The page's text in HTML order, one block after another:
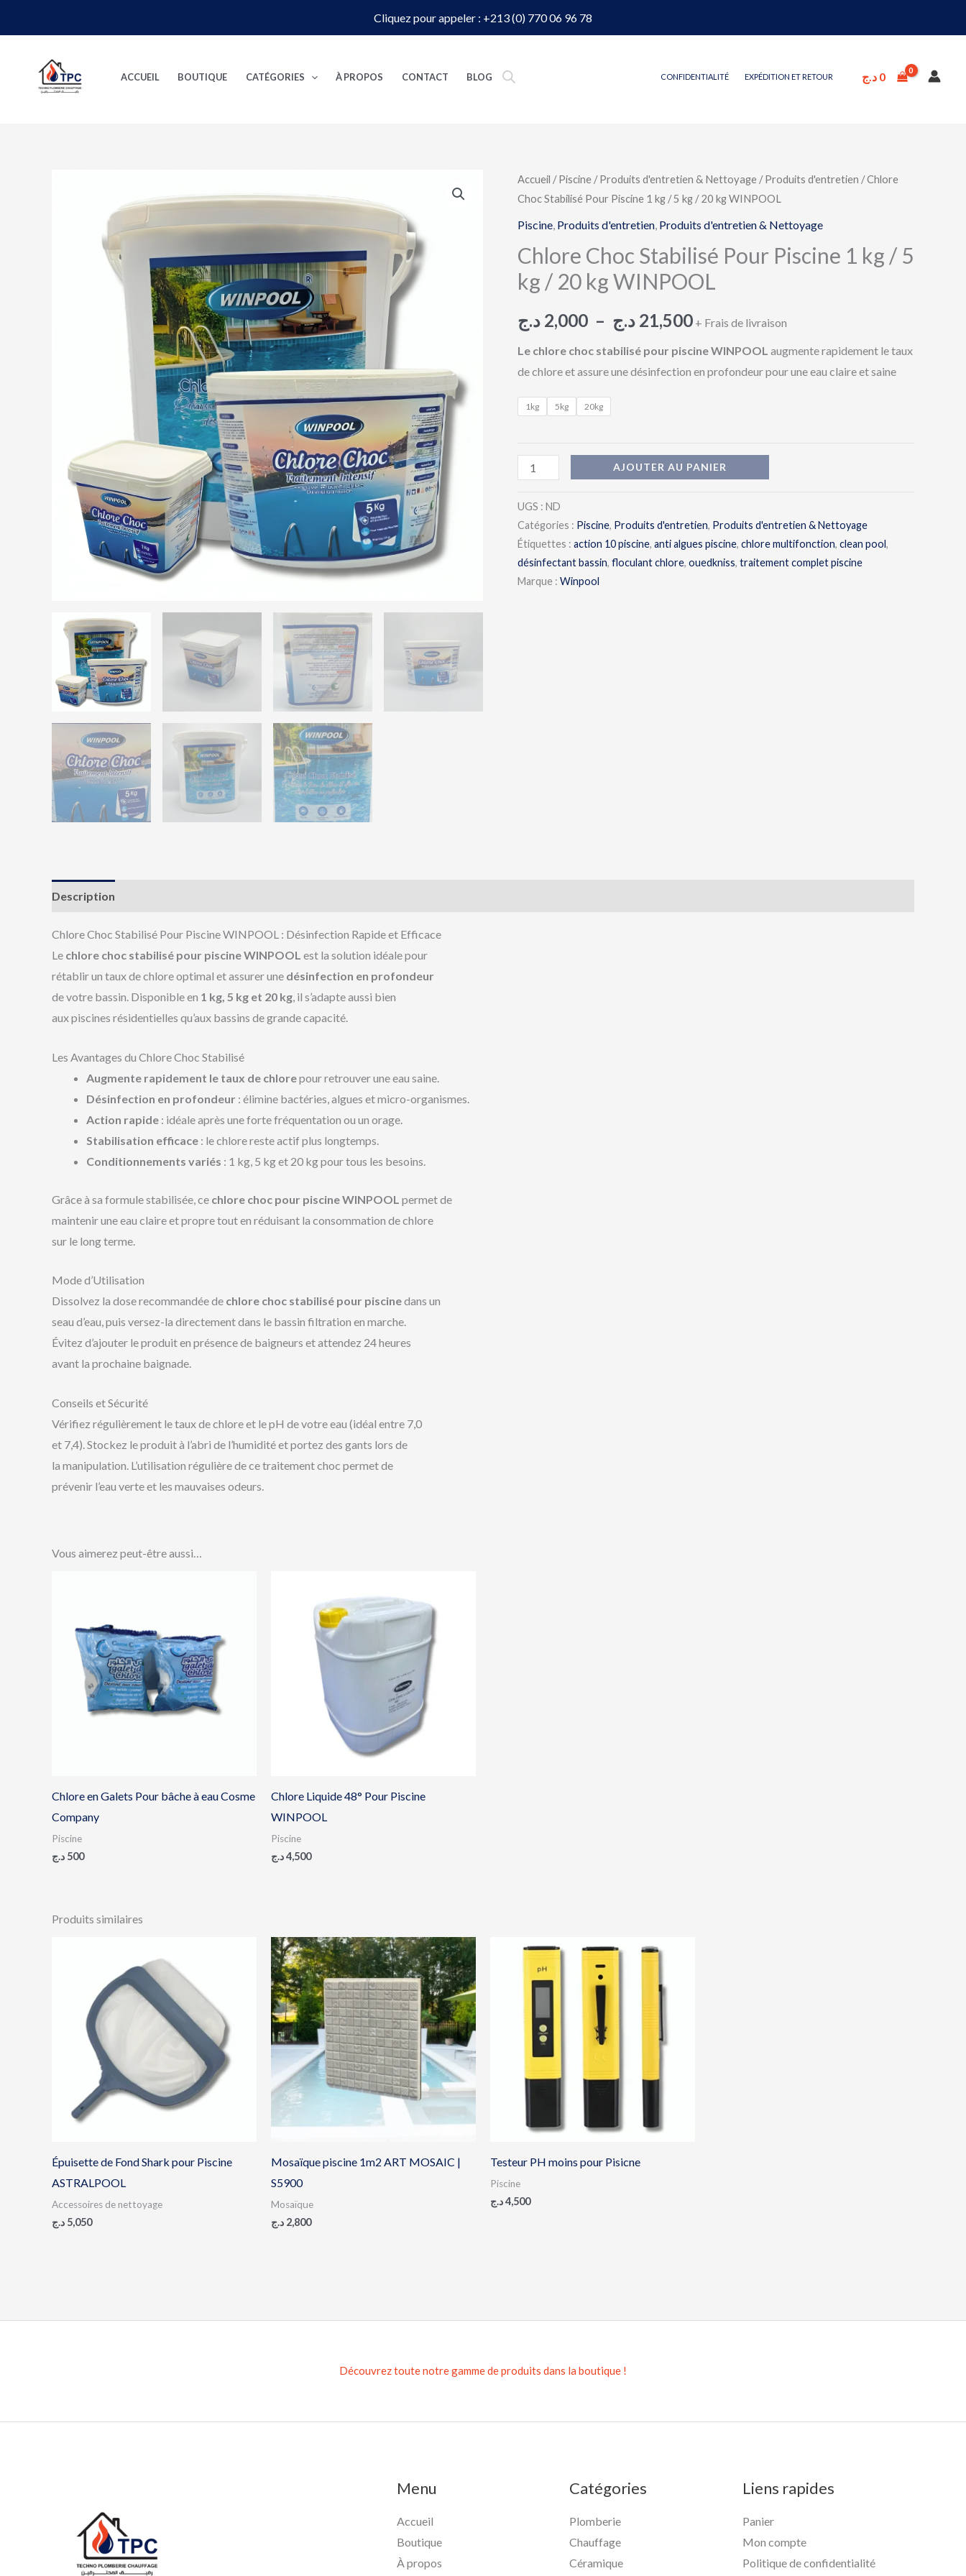
Cliquez pour appeler : +213 (0) 770 06 96 78
ACCUEIL BOUTIQUE CATÉGORIES À PROPOS CONTACT BLOG CONFIDENTIALITÉ EXPÉDITION ET RETOUR 0 د.ج
Accueil /Piscine /Produits d'entretien & Nettoyage /Produits d'entretien / Chlore
Choc Stabilisé Pour Piscine 1 kg / 5 kg / 20 kg WINPOOL
Piscine Produits d'entretien Produits d'entretien & Nettoyage
Chlore Choc Stabilisé Pour Piscine 1 kg / 5
kg / 20 kg WINPOOL
2,000 د.ج – 21,500 د.ج
Plage
de
prix :
2,000 د.ج
21,500 د.ج
+ Frais de livraison
Le chlore choc stabilisé pour piscine WINPOOL augmente rapidement le taux
de chlore et assure une désinfection en profondeur pour une eau claire et saine
1kg 5kg 20kg
quantité
de
Chlore
Stabilisé
Pour
1
kg
/
kg
AJOUTER AU PANIER
UGS : ND
Catégories : Piscine, Produits d'entretien, Produits d'entretien & Nettoyage
Étiquettes : action 10 piscine, anti algues piscine, chlore multifonction, clean pool,
désinfectant bassin, floculant chlore, ouedkniss, traitement complet piscine
Marque : Winpool
Description
Chlore Choc Stabilisé Pour Piscine WINPOOL : Désinfection Rapide et Efficace
Le chlore choc stabilisé pour piscine WINPOOL est la solution idéale pour
rétablir un taux de chlore optimal et assurer une désinfection en profondeur
de votre bassin. Disponible en 1 kg, 5 kg et 20 kg, il s’adapte aussi bien
aux piscines résidentielles qu’aux bassins de grande capacité.
Les Avantages du Chlore Choc Stabilisé
Augmente rapidement le taux de chlorepour retrouver une eau saine.
Désinfection en profondeur : élimine bactéries, algues et micro-organismes.
Action rapide : idéale après une forte fréquentation ou un orage.
Stabilisation efficace : le chlore reste actif plus longtemps.
Conditionnements variés : 1 kg, 5 kg et 20 kg pour tous les besoins.
Grâce à sa formule stabilisée, ce chlore choc pour piscine WINPOOL permet de
maintenir une eau claire et propre tout en réduisant la consommation de chlore
sur le long terme.
Mode d’Utilisation
Dissolvez la dose recommandée de chlore choc stabilisé pour piscinedans un
seau d’eau, puis versez-la directement dans le bassin filtration en marche.
Évitez d’ajouter le produit en présence de baigneurs et attendez 24 heures
avant la prochaine baignade.
Conseils et Sécurité
Vérifiez régulièrement le taux de chlore et le pH de votre eau (idéal entre 7,0
et 7,4). Stockez le produit à l’abri de l’humidité et portez des gants lors de
la manipulation. L’utilisation régulière de ce traitement choc permet de
prévenir l’eau verte et les mauvaises odeurs.
Vous aimerez peut-être aussi…
Chlore en Galets Pour bâche à eau Cosme
Company
Piscine
500 د.ج
Chlore Liquide 48° Pour Piscine
WINPOOL
Piscine
4,500د.ج
Produits similaires
Épuisette de Fond Shark pour Piscine
ASTRALPOOL
Accessoires de nettoyage
5,050 د.ج
Mosaïque piscine 1m2 ART MOSAIC |
S5900
Mosaïque
2,800 د.ج
Testeur PH moins pour Pisicne
Piscine
4,500د.ج
Découvrez toute notre gamme de produits dans la boutique !
Menu
Accueil
Boutique
À propos
Catégories
Plomberie
Chauffage
Céramique
Liens rapides
Panier
Mon compte
Politique de confidentialité